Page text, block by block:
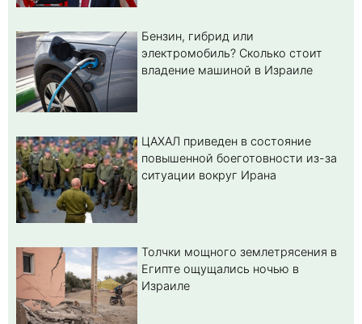
Бензин, гибрид или
электромобиль? Cколько стоит
владение машиной в Израиле
ЦАХАЛ приведен в состояние
повышенной боеготовности из-за
ситуации вокруг Ирана
Толчки мощного землетрясения в
Египте ощущались ночью в
Израиле